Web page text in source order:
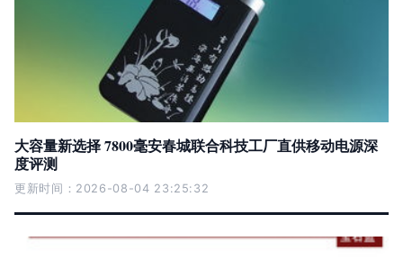
大容量新选择 7800毫安春城联合科技工厂直供移动电源深
度评测
更新时间：2026-08-04 23:25:32